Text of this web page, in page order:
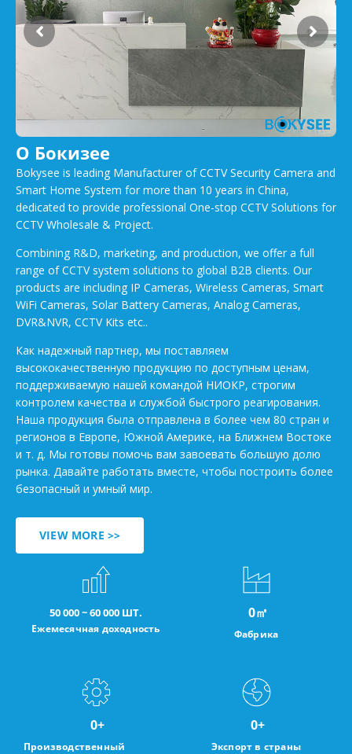
О Бокизее
Bokysee is leading Manufacturer of CCTV Security Camera and
Smart Home System for more than 10 years in China,
dedicated to provide professional One-stop CCTV Solutions for
CCTV Wholesale & Project.
Combining R&D, marketing, and production, we offer a full
range of CCTV system solutions to global B2B clients. Our
products are including IP Cameras, Wireless Cameras, Smart
WiFi Cameras, Solar Battery Cameras, Analog Cameras,
DVR&NVR, CCTV Kits etc..
Как надежный партнер, мы поставляем
высококачественную продукцию по доступным ценам,
поддерживаемую нашей командой НИОКР, строгим
контролем качества и службой быстрого реагирования.
Наша продукция была отправлена в более чем 80 стран и
регионов в Европе, Южной Америке, на Ближнем Востоке
и т. д. Мы готовы помочь вам завоевать большую долю
рынка. Давайте работать вместе, чтобы построить более
безопасный и умный мир.
VIEW MORE >>
50 000 ~ 60 000 ШТ.
Ежемесячная доходность Фабрика
0㎡
Производственный
0+
Экспорт в страны
0+